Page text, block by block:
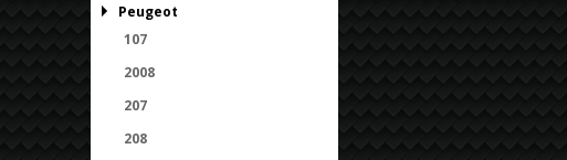
Peugeot
107
2008
207
208